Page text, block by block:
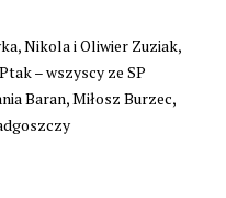
Nikola i Oliwier Zuziak,
– wszyscy ze SP
Baran, Miłosz Burzec,